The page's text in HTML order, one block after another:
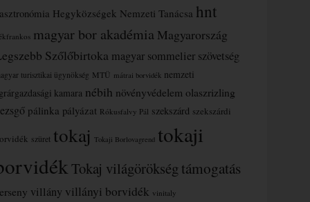
Hegyközségek Nemzeti Tanácsa hnt
magyar bor akadémia Magyarország
Szőlőbirtoka magyar sommelier szövetség
turisztikai ügynökség MTÜ mátrai borvidék nemzeti
kamara nébih növényvédelem olaszrizling
pálinka pályázat Rókusfalvy Pál szekszárd szekszárdi
szüret tokaj Tokaji Borlovagrend tokaji
Tokaj világörökségtámogatás
villány villányi borvidék vinitaly